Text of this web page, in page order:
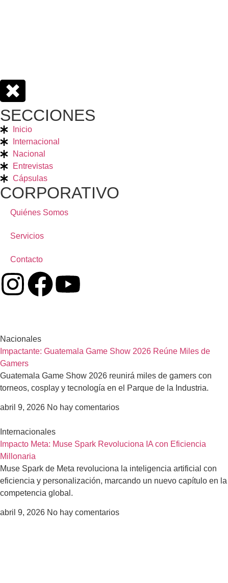
SECCIONES
Inicio
Internacional
Nacional
Entrevistas
Cápsulas
CORPORATIVO
Quiénes Somos
Servicios
Contacto
Nacionales
Impactante: Guatemala Game Show 2026 Reúne Miles de
Gamers
Guatemala Game Show 2026 reunirá miles de gamers con
torneos, cosplay y tecnología en el Parque de la Industria.
abril 9, 2026 No hay comentarios
Internacionales
Impacto Meta: Muse Spark Revoluciona IA con Eficiencia
Millonaria
Muse Spark de Meta revoluciona la inteligencia artificial con
eficiencia y personalización, marcando un nuevo capítulo en la
competencia global.
abril 9, 2026 No hay comentarios